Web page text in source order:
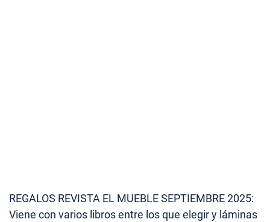
REGALOS REVISTA EL MUEBLE SEPTIEMBRE 2025:
Viene con varios libros entre los que elegir y láminas